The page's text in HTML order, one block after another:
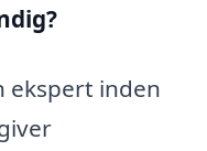
?
ekspert inden